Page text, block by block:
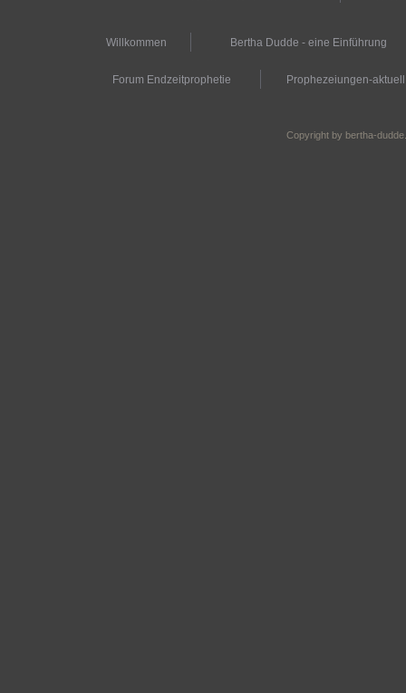
Willkommen Bertha Dudde - eine Einführung
Forum Endzeitprophetie Prophezeiungen-aktuell
Copyright by bertha-